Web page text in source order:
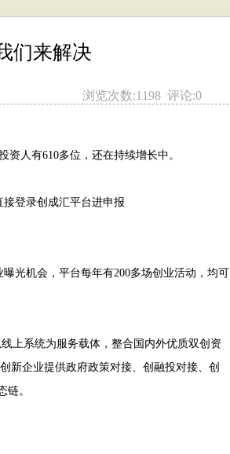
们来解决
浏览次数:1198 评论:0
人有610多位，还在持续增长中。
登录创成汇平台进申报
光机会，平台每年有200多场创业活动，均可
上系统为服务载体，整合国内外优质双创资
新企业提供政府政策对接、创融投对接、创
链。